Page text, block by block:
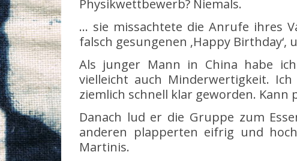
Physikwettbewerb? Niemals.
… sie missachtete die Anrufe ihres
falsch gesungenen ‚Happy Birthday‘,
Als junger Mann in China habe
vielleicht auch Minderwertigkeit.
ziemlich schnell klar geworden. Kann
Danach lud er die Gruppe zum
anderen plapperten eifrig und
Martinis.